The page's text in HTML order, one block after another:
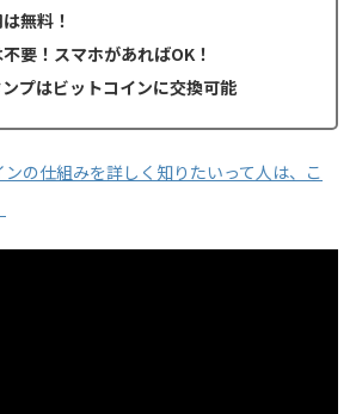
無料！
要！スマホがあればOK！
プはビットコインに交換可能
の仕組みを詳しく知りたいって人は、こ